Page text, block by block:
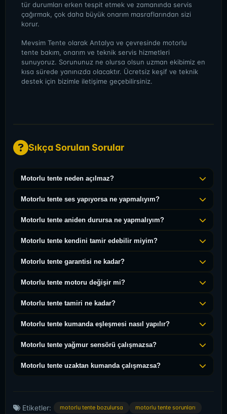
tür durumları erken tespit etmek ve zamanında servis
çağırmak, çok daha büyük onarım masraflarından sizi
korur.
Mevsim Tente olarak Antalya ve çevresinde motorlu
tente bakım, onarım ve teknik servis hizmetleri
sunuyoruz. Sorununuz ne olursa olsun uzman ekibimiz en
kısa sürede yanınızda olacaktır. Ücretsiz keşif ve teknik
destek için bizimle iletişime geçebilirsiniz.
Sıkça Sorulan Sorular
Motorlu tente neden açılmaz?
veya motor arızası nedeniyle açılmayabilir.
Motorlu tente ses yapıyorsa ne yapmalıyım?
Motorlu tente aniden durursa ne yapmalıyım?
Motorlu tente kendini tamir edebilir miyim?
Mekanik sorunlarda profesyonel destek alın.
Motorlu tente garantisi ne kadar?
Motorlu tente motoru değişir mi?
Motorlu tente tamiri ne kadar?
Motorlu tente kumanda eşleşmesi nasıl yapılır?
servis çağırın.
Motorlu tente yağmur sensörü çalışmazsa?
Motorlu tente uzaktan kumanda çalışmazsa?
Etiketler: motorlu tente bozulursa motorlu tente sorunları